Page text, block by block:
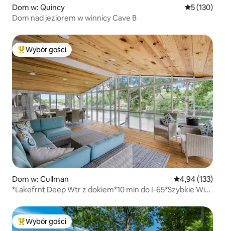
Dom w: Quincy Średnia
5 (130)
Dom nad jeziorem w winnicy Cave B
Najpopularniejsze z kategorii Wybór gości
Wybór gości
Dom w: Cullman Średnia
4,94 (133)
*Lakefrnt Deep Wtr z dokiem*10 min do I-65*Szybkie Wi-
Najpopularniejsze z kategorii Wybór gości
Wybór gości